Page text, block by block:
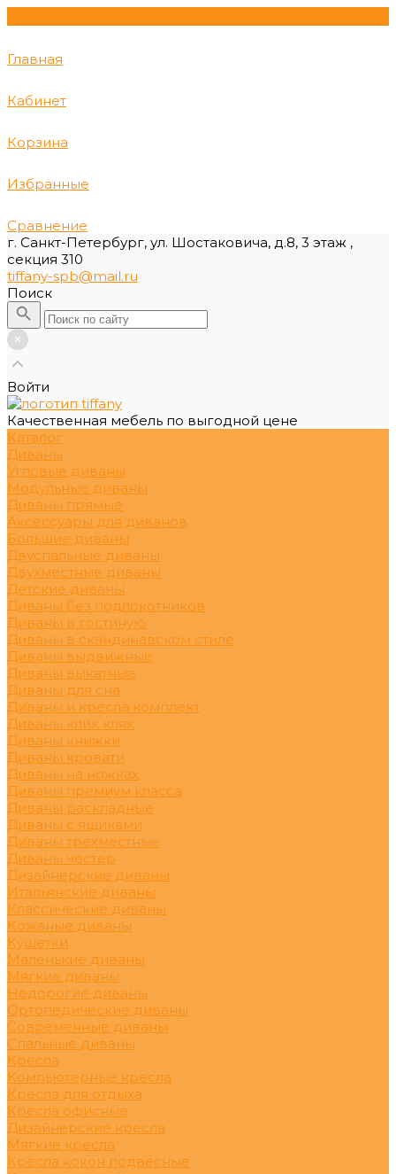
Главная
Кабинет
Корзина
Избранные
Сравнение
г. Санкт-Петербург, ул. Шостаковича, д.8, 3 этаж ,
секция 310
tiffany-spb@mail.ru
Поиск
Войти
Качественная мебель по выгодной цене
Каталог
Диваны
Угловые диваны
Модульные диваны
Диваны прямые
Аксессуары для диванов
Большие диваны
Двуспальные диваны
Двухместные диваны
Детские диваны
Диваны без подлокотников
Диваны в гостиную
Диваны в скандинавском стиле
Диваны выдвижные
Диваны выкатные
Диваны для сна
Диваны и кресла комплект
Диваны клик кляк
Диваны книжки
Диваны кровати
Диваны на ножках
Диваны премиум класса
Диваны раскладные
Диваны с ящиками
Диваны трехместные
Диваны честер
Дизайнерские диваны
Итальянские диваны
Классические диваны
Кожаные диваны
Кушетки
Маленькие диваны
Мягкие диваны
Недорогие диваны
Ортопедические диваны
Современные диваны
Спальные диваны
Кресла
Компьютерные кресла
Кресла для отдыха
Кресла офисные
Дизайнерские кресла
Мягкие кресла
Кресла кокон подвесные